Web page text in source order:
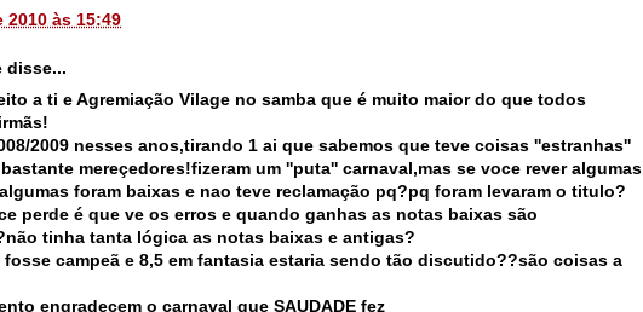
2010 às 15:49
disse...
a ti e Agremiação Vilage no samba que é muito maior do que todos
2009 nesses anos,tirando 1 ai que sabemos que teve coisas ''estranhas''
mereçedores!fizeram um ''puta'' carnaval,mas se voce rever algumas
foram baixas e nao teve reclamação pq?pq foram levaram o titulo?
perde é que ve os erros e quando ganhas as notas baixas são
tinha tanta lógica as notas baixas e antigas?
fosse campeã e 8,5 em fantasia estaria sendo tão discutido??são coisas a
engradeçem o carnaval que SAUDADE fez